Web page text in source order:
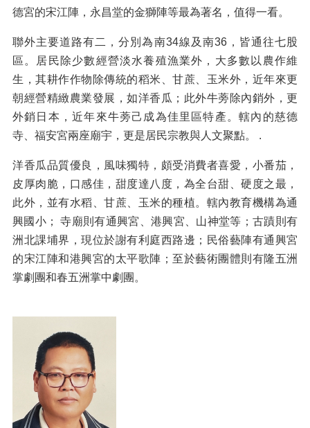
德宮的宋江陣，永昌堂的金獅陣等最為著名，值得一看。
聯外主要道路有二，分別為南34線及南36，皆通往七股
區。居民除少數經營淡水養殖漁業外，大多數以農作維
生，其耕作作物除傳統的稻米、甘蔗、玉米外，近年來更
朝經營精緻農業發展，如洋香瓜；此外牛蒡除內銷外，更
外銷日本，近年來牛蒡己成為佳里區特產。轄內的慈德
寺、福安宮兩座廟宇，更是居民宗教與人文聚點。 .
洋香瓜品質優良，風味獨特，頗受消費者喜愛，小番茄，
皮厚肉脆，口感佳，甜度達八度，為全台甜、硬度之最，
此外，並有水稻、甘蔗、玉米的種植。轄內教育機構為通
興國小； 寺廟則有通興宮、港興宮、山神堂等；古蹟則有
洲北課埔界，現位於謝有利庭西路邊；民俗藝陣有通興宮
的宋江陣和港興宮的太平歌陣；至於藝術團體則有隆五洲
掌劇團和春五洲掌中劇團。